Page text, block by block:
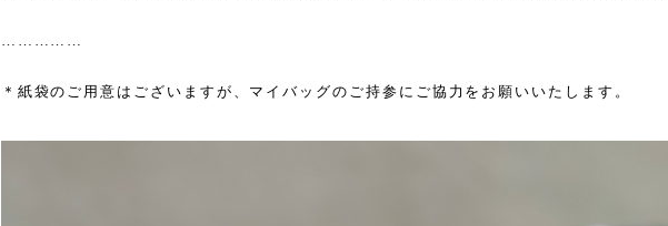
……………
＊紙袋のご用意はございますが、マイバッグのご持参にご協力をお願いいたします。